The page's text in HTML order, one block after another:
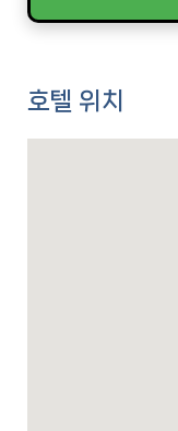
호텔 위치